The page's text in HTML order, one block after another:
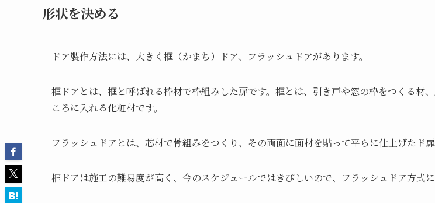
形状を決める
ドア製作方法には、大きく框（かまち）ドア、フラッシュドアがあります。
框ドアとは、框と呼ばれる枠材で枠組みした扉です。框とは、引き戸や窓の枠をつくる材
ころに入れる化粧材です。
フラッシュドアとは、芯材で骨組みをつくり、その両面に面材を貼って平らに仕上げたド扉
框ドアは施工の難易度が高く、今のスケジュールではきびしいので、フラッシュドア方式に